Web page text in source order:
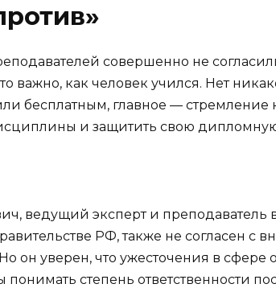
совершенно не
важно, как человек учился. Нет
бесплатным, главное — стремление
и защитить свою
ведущий эксперт и преподаватель
РФ, также не согласен с
он уверен, что ужесточения в сфере
степень ответственности